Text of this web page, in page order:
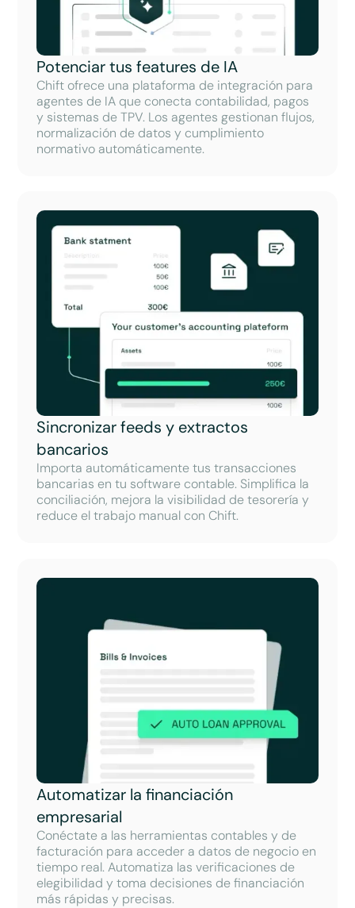
Potenciar tus features de IA
Chift ofrece una plataforma de integración para
agentes de IA que conecta contabilidad, pagos
y sistemas de TPV. Los agentes gestionan flujos,
normalización de datos y cumplimiento
normativo automáticamente.
Sincronizar feeds y extractos
bancarios
Importa automáticamente tus transacciones
bancarias en tu software contable. Simplifica la
conciliación, mejora la visibilidad de tesorería y
reduce el trabajo manual con Chift.
Automatizar la financiación
empresarial
Conéctate a las herramientas contables y de
facturación para acceder a datos de negocio en
tiempo real. Automatiza las verificaciones de
elegibilidad y toma decisiones de financiación
más rápidas y precisas.